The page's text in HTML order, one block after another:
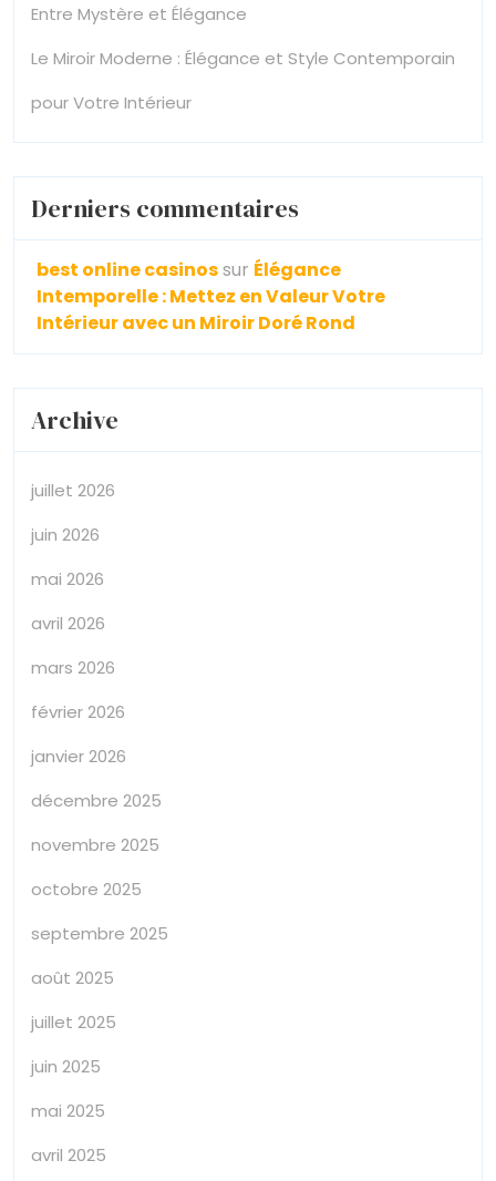
Entre Mystère et Élégance
Le Miroir Moderne : Élégance et Style Contemporain
pour Votre Intérieur
Derniers commentaires
best online casinossur Élégance
Intemporelle : Mettez en Valeur Votre
Intérieur avec un Miroir Doré Rond
Archive
juillet 2026
juin 2026
mai 2026
avril 2026
mars 2026
février 2026
janvier 2026
décembre 2025
novembre 2025
octobre 2025
septembre 2025
août 2025
juillet 2025
juin 2025
mai 2025
avril 2025